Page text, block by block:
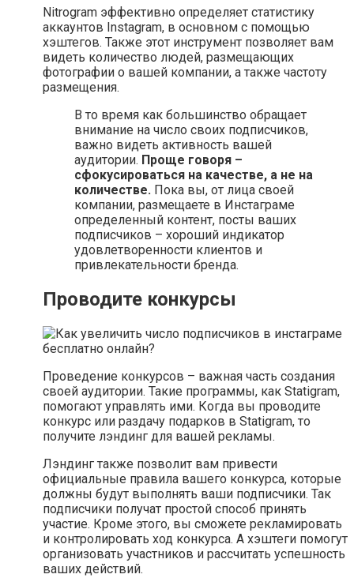
Nitrogram эффективно определяет статистику
аккаунтов Instagram, в основном с помощью
хэштегов. Также этот инструмент позволяет вам
видеть количество людей, размещающих
фотографии о вашей компании, а также частоту
размещения.
В то время как большинство обращает
внимание на число своих подписчиков,
важно видеть активность вашей
аудитории. Проще говоря –
сфокусироваться на качестве, а не на
количестве. Пока вы, от лица своей
компании, размещаете в Инстаграме
определенный контент, посты ваших
подписчиков – хороший индикатор
удовлетворенности клиентов и
привлекательности бренда.
Проводите конкурсы
Проведение конкурсов – важная часть создания
своей аудитории. Такие программы, как Statigram,
помогают управлять ими. Когда вы проводите
конкурс или раздачу подарков в Statigram, то
получите лэндинг для вашей рекламы.
Лэндинг также позволит вам привести
официальные правила вашего конкурса, которые
должны будут выполнять ваши подписчики. Так
подписчики получат простой способ принять
участие. Кроме этого, вы сможете рекламировать
и контролировать ход конкурса. А хэштеги помогут
организовать участников и рассчитать успешность
ваших действий.